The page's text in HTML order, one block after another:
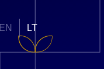
EN LT